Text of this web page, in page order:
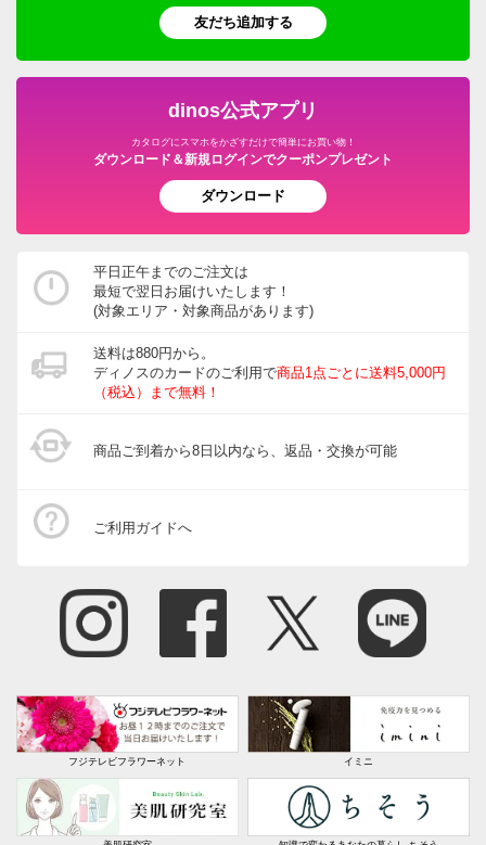
機能性ウェア・雑貨
温室・ビニール温室
ガーデンアーチ・パーゴラ
ウッドデッキ・ジョイントタイルパネル
ガーデン/ソーラーライト・庭用照明
宅配ボックス・郵便ポスト
ガーデニングウェア
玄関・ガレージ周り
ガーデニングツール・庭手入用品
インテリアフラワー
美容・健康・ダイエット
ガーデニング用品・エクステリア
旅行用品・ホビー・ペット
友だち追加する
dinos公式アプリ
カタログにスマホをかざすだけで簡単にお買い物！
ダウンロード＆新規ログインでクーポンプレゼント
ダウンロード
平日正午までのご注文は
最短で翌日お届けいたします！
(対象エリア・対象商品があります)
送料は880円から。
ディノスのカードのご利用で商品1点ごとに送料5,000円
（税込）まで無料！
商品ご到着から8日以内なら、返品・交換が可能
ご利用ガイドへ
フジテレビフラワーネット イミニ